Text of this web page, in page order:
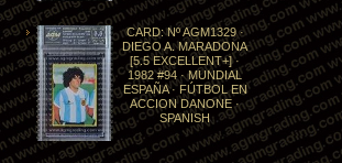
CARD: Nº AGM1329 ·
DIEGO A. MARADONA
[5.5 EXCELLENT+] ·
1982 #94 · MUNDIAL
ESPAÑA · FÚTBOL EN
ACCION DANONE ·
SPANISH